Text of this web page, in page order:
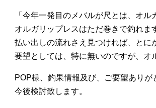
「今年一発目のメバルが尺とは、オ
オルガリップレスはただ巻きで釣れま
払い出しの流れさえ見つければ、と
要望としては、特に無いのですが、オ
POP様、釣果情報及び、ご要望ありが
今後検討致します。